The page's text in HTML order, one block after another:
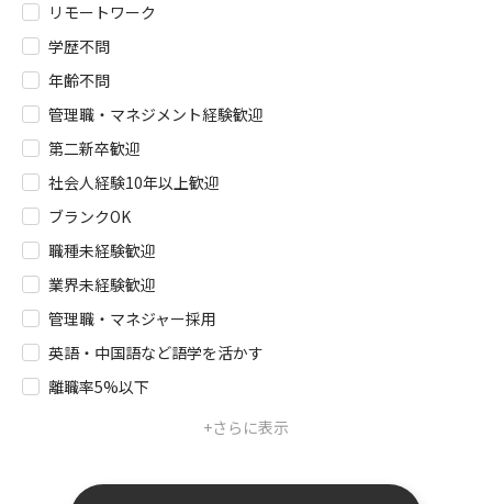
リモートワーク
学歴不問
年齢不問
管理職・マネジメント経験歓迎
第二新卒歓迎
社会人経験10年以上歓迎
ブランクOK
職種未経験歓迎
業界未経験歓迎
管理職・マネジャー採用
英語・中国語など語学を活かす
離職率5%以下
+さらに表示